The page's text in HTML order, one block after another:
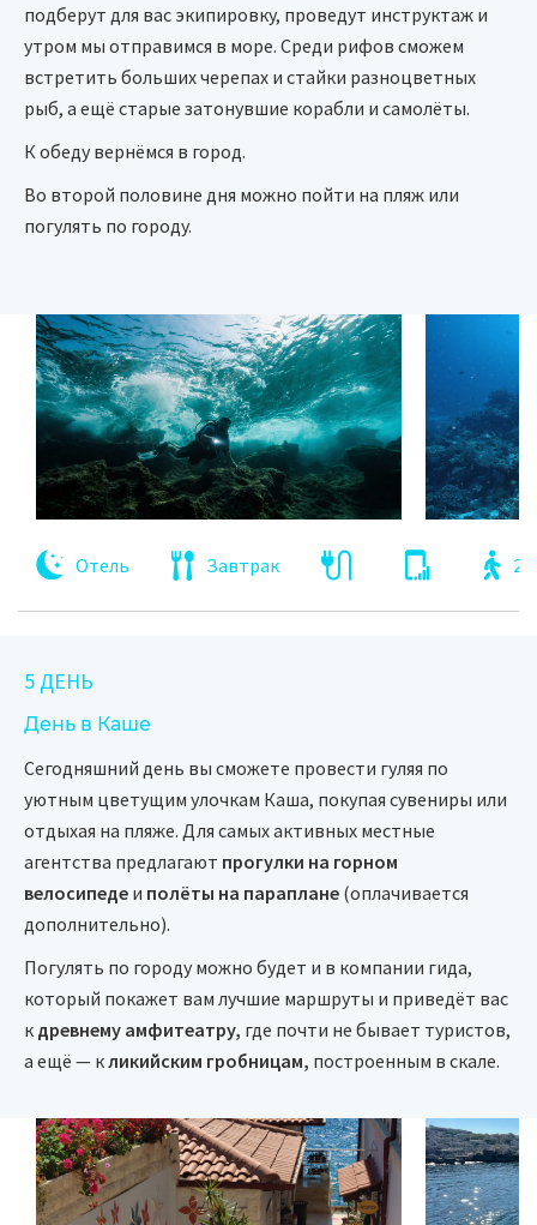
подберут для вас экипировку, проведут инструктаж и
утром мы отправимся в море. Среди рифов сможем
встретить больших черепах и стайки разноцветных
рыб, а ещё старые затонувшие корабли и самолёты.
К обеду вернёмся в город.
Во второй половине дня можно пойти на пляж или
погулять по городу.
Отель Завтрак 2
5 ДЕНЬ
День в Каше
Сегодняшний день вы сможете провести гуляя по
уютным цветущим улочкам Каша, покупая сувениры или
отдыхая на пляже. Для самых активных местные
агентства предлагают прогулки на горном
велосипеде и полёты на параплане (оплачивается
дополнительно).
Погулять по городу можно будет и в компании гида,
который покажет вам лучшие маршруты и приведёт вас
к древнему амфитеатру, где почти не бывает туристов,
а ещё — кликийским гробницам, построенным в скале.